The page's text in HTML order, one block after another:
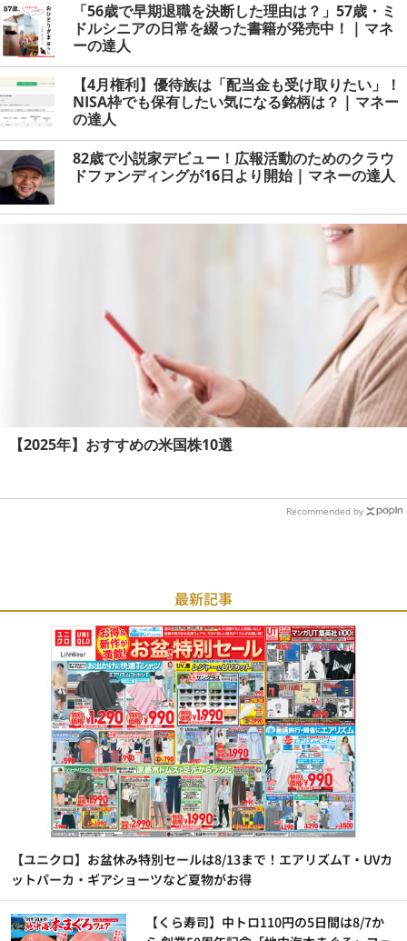
「56歳で早期退職を決断した理由は？」57歳・ミ
ドルシニアの日常を綴った書籍が発売中！ | マネ
ーの達人
【4月権利】優待族は「配当金も受け取りたい」！
NISA枠でも保有したい気になる銘柄は？ | マネー
の達人
82歳で小説家デビュー！広報活動のためのクラウ
ドファンディングが16日より開始 | マネーの達人
【2025年】おすすめの米国株10選
Recommended by
最新記事
【ユニクロ】お盆休み特別セールは8/13まで！エアリズムT・UVカ
ットパーカ・ギアショーツなど夏物がお得
【くら寿司】中トロ110円の5日間は8/7か